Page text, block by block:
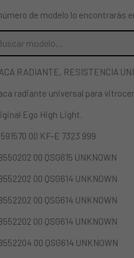
de modelo lo encontrarás
RADIANTE, RESISTENCIA
radiante universal para
Ego High Light.
00 KF-E 7323 999
00 QSG615 UNKNOWN
00 QSG614 UNKNOWN
00 QSG614 UNKNOWN
00 QSG614 UNKNOWN
00 QSG614 UNKNOWN